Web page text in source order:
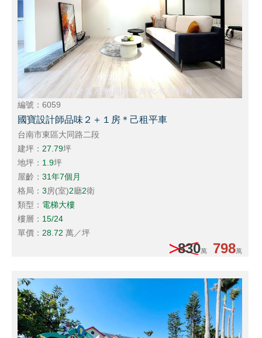
編號：6059
國寶設計師品味２＋１房＊己租平車
台南市東區大同路二段
建坪： 27.79坪
地坪： 1.9坪
屋齡：31年7個月
格局：3房(室)2廳2衛
類型： 電梯大樓
樓層： 15/24
單價： 28.72 萬／坪
830萬 798萬